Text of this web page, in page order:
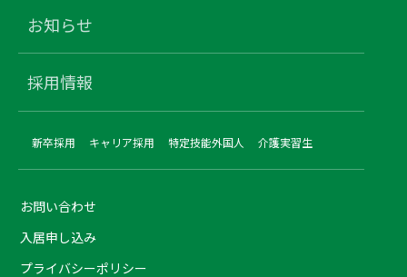
お知らせ
採用情報
新卒採用 キャリア採用 特定技能外国人 介護実習生
お問い合わせ
入居申し込み
プライバシーポリシー